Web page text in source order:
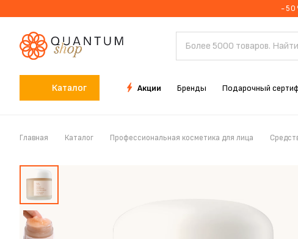
-
Каталог Акции Бренды Подарочный
Главная Каталог Профессиональная косметика для лица